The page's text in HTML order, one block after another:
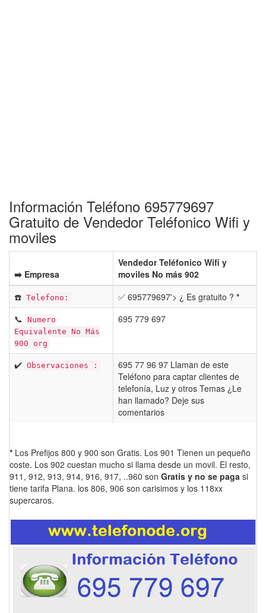
Información Teléfono 695779697
Gratuito de Vendedor Teléfonico Wifi y
moviles
➡️ Empresa
Vendedor Teléfonico Wifi y
moviles No más 902
☎️ Telefono: ✅ 695779697'> ¿ Es gratuito ? *
📞 Numero
Equivalente No Más
900 org
695 779 697
✔️ Observaciones :
695 77 96 97 Llaman de este
Teléfono para captar clientes de
telefonía, Luz y otros Temas ¿Le
han llamado? Deje sus
comentarios
* Los Prefijos 800 y 900 son Gratis. Los 901 Tienen un pequeño
coste. Los 902 cuestan mucho si llama desde un movil. El resto,
911, 912, 913, 914, 916, 917, ..960 son Gratis y no se paga si
tiene tarifa Plana. los 806, 906 son carisimos y los 118xx
supercaros.